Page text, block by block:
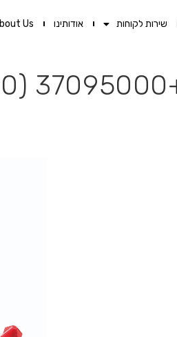
שירות לקוחות אודותינו Us